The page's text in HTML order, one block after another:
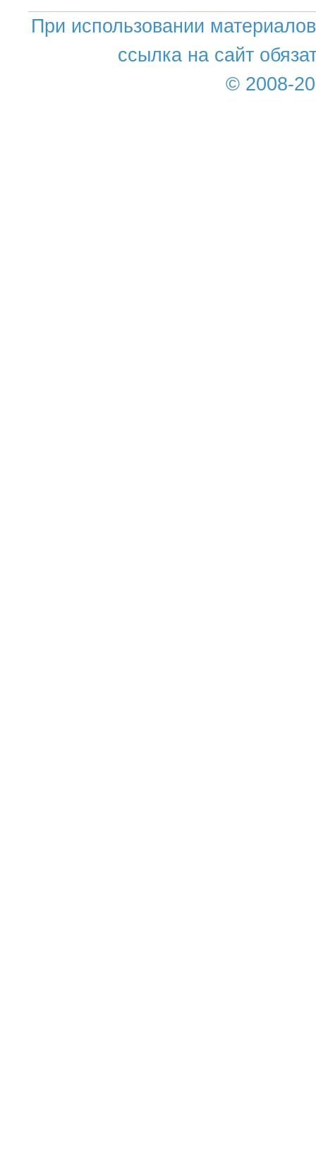
При использовании
ссылка на сайт
© 2008-